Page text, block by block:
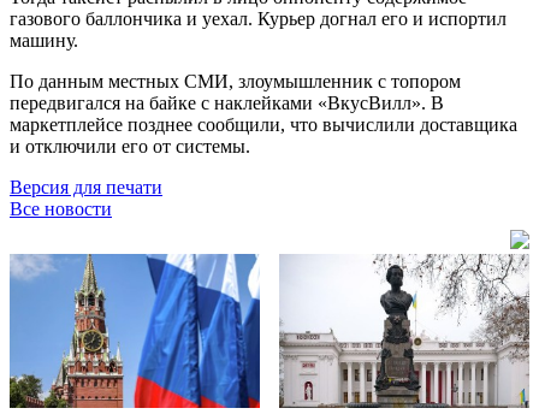
газового баллончика и уехал. Курьер догнал его и испортил
машину.
По данным местных СМИ, злоумышленник с топором
передвигался на байке с наклейками «ВкусВилл». В
маркетплейсе позднее сообщили, что вычислили доставщика
и отключили его от системы.
Версия для печати
Все новости